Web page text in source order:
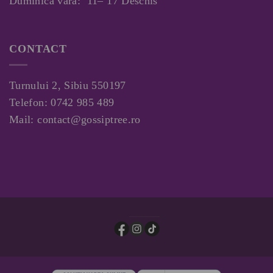
CONTACT
Turnului 2, Sibiu 550197
Telefon:0742 985 489
Mail:contact@gossiptree.ro